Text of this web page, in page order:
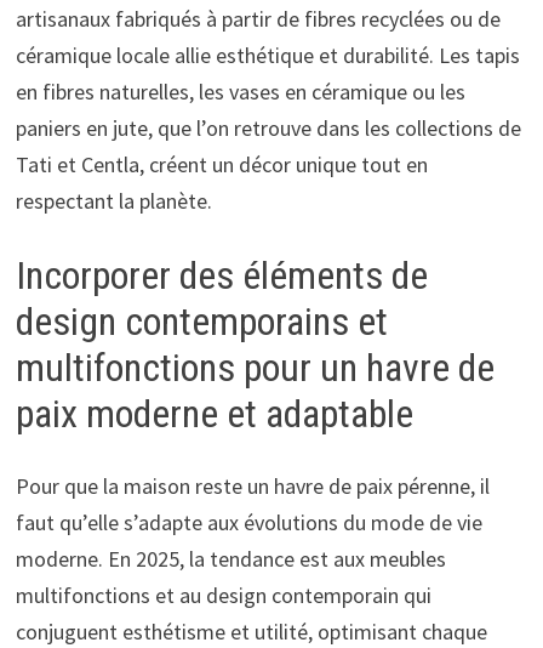
artisanaux fabriqués à partir de fibres recyclées ou de
céramique locale allie esthétique et durabilité. Les tapis
en fibres naturelles, les vases en céramique ou les
paniers en jute, que l’on retrouve dans les collections de
Tati et Centla, créent un décor unique tout en
respectant la planète.
Incorporer des éléments de
design contemporains et
multifonctions pour un havre de
paix moderne et adaptable
Pour que la maison reste un havre de paix pérenne, il
faut qu’elle s’adapte aux évolutions du mode de vie
moderne. En 2025, la tendance est aux meubles
multifonctions et au design contemporain qui
conjuguent esthétisme et utilité, optimisant chaque